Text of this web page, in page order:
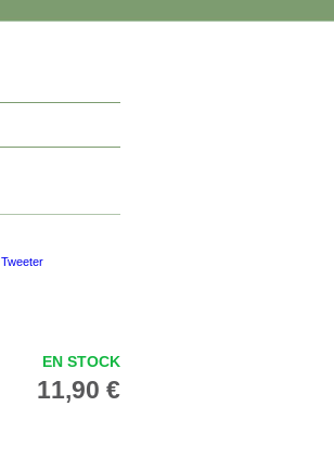
Tweeter
EN STOCK
11,90 €